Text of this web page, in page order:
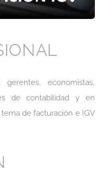
economistas,
de contabilidad y en
de facturación e IGV